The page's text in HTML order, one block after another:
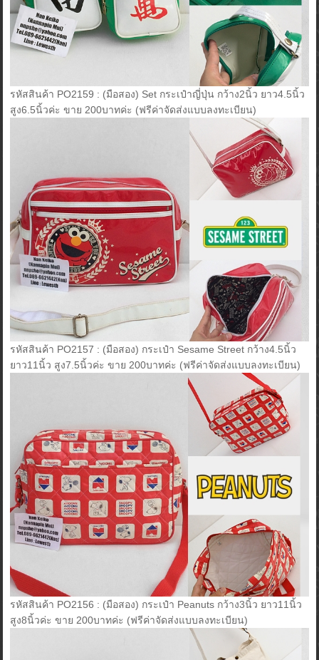
รหัสสินค้า PO2159 : (มือสอง) Set กระเป๋าญี่ปุ่น กว้าง2นิ้ว ยาว4.5นิ้ว
สูง6.5นิ้วค่ะ ขาย 200บาทค่ะ (ฟรีค่าจัดส่งแบบลงทะเบียน)
รหัสสินค้า PO2157 : (มือสอง) กระเป๋า Sesame Street กว้าง4.5นิ้ว
ยาว11นิ้ว สูง7.5นิ้วค่ะ ขาย 200บาทค่ะ (ฟรีค่าจัดส่งแบบลงทะเบียน)
รหัสสินค้า PO2156 : (มือสอง) กระเป๋า Peanuts กว้าง3นิ้ว ยาว11นิ้ว
สูง8นิ้วค่ะ ขาย 200บาทค่ะ (ฟรีค่าจัดส่งแบบลงทะเบียน)